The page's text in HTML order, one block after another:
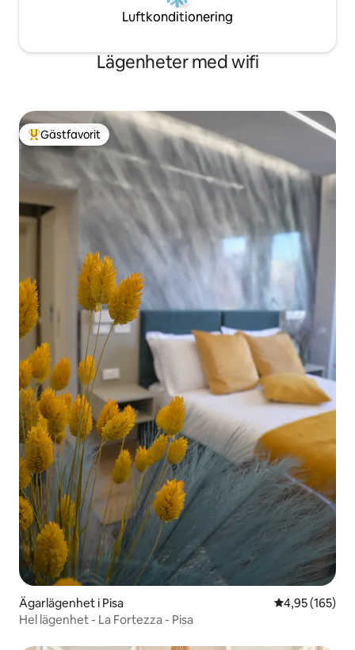
Luftkonditionering
Lägenheter med wifi
Populär gästfavorit
Gästfavorit
Ägarlägenhet i Pisa 4,95 av 5 i
4,95 (165)
Hel lägenhet - La Fortezza - Pisa